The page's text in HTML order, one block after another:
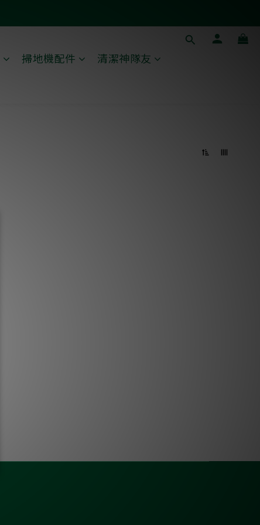
掃地機配件
清潔神隊友